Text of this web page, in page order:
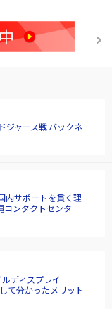
ジャース戦 バックネ
内サポートを貫く理
ンタクトセンタ
ディスプレイ
て分かったメリット